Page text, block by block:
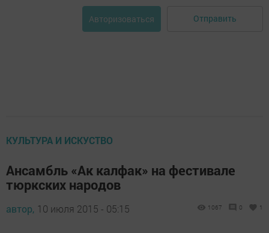
Авторизоваться Отправить
КУЛЬТУРА И ИСКУСТВО
Ансамбль «Ак калфак» на фестивале
тюркских народов
автор, 10 июля 2015 - 05:15 1067 0 1